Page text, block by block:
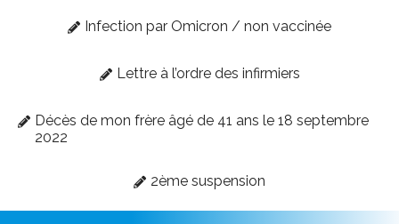
Infection par Omicron / non vaccinée
Lettre à l’ordre des infirmiers
Décès de mon frère âgé de 41 ans le 18 septembre
2022
2ème suspension